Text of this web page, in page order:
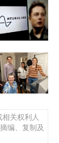
关权利人
编、复制及